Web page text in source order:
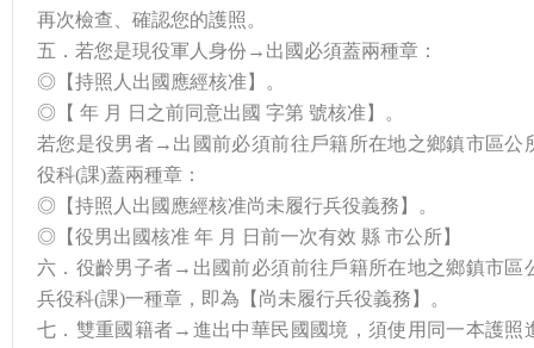
再次檢查、確認您的護照。
五．若您是現役軍人身份→出國必須蓋兩種章：
◎【持照人出國應經核准】。
◎【 年 月 日之前同意出國 字第 號核准】。
若您是役男者→出國前必須前往戶籍所在地之鄉鎮市區公
役科(課)蓋兩種章：
◎【持照人出國應經核准尚未履行兵役義務】。
◎【役男出國核准 年 月 日前一次有效 縣 市公所】
六．役齡男子者→出國前必須前往戶籍所在地之鄉鎮市區
兵役科(課)一種章，即為【尚未履行兵役義務】。
七．雙重國籍者→進出中華民國國境，須使用同一本護照